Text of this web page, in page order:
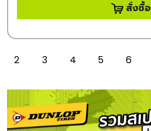
สั่งซื้อ
2 3 4 5 6